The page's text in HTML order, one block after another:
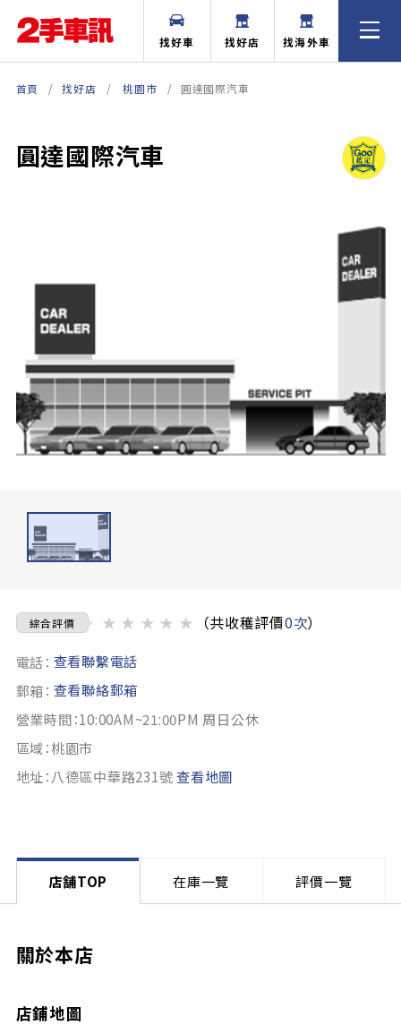
找好車 找好店 找海外車
首頁 找好店 桃園市 圓達國際汽車
圓達國際汽車
綜合評價 ★ ★ ★ ★ ★ （共收穫評價0次）
電話： 查看聯繫電話
郵箱： 查看聯絡郵箱
營業時間：10:00AM~21:00PM 周日公休
區域：桃園市
地址：八德區中華路231號查看地圖
店舗TOP 在庫一覽 評價一覽
關於本店
店鋪地圖